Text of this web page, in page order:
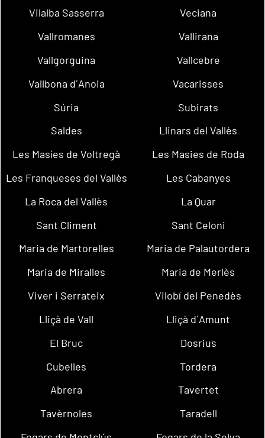
Vilalba Sasserra
Veciana
Vallromanes
Vallirana
Vallgorguina
Vallcebre
Vallbona d´Anoia
Vacarisses
Súria
Subirats
Saldes
Llinars del Vallès
Les Masíes de Voltregà
Les Masies de Roda
Les Franqueses del Vallès
Les Cabanyes
La Roca del Vallès
La Quar
Sant Climent
Sant Celoni
Maria de Martorelles
Maria de Palautordera
Maria de Miralles
Maria de Merlès
Viver i Serrateix
Vilobí del Penedès
Lliçà de Vall
Lliçà d´Amunt
El Bruc
Dosrius
Cubelles
Tordera
Abrera
Tavertet
Tavèrnoles
Taradell